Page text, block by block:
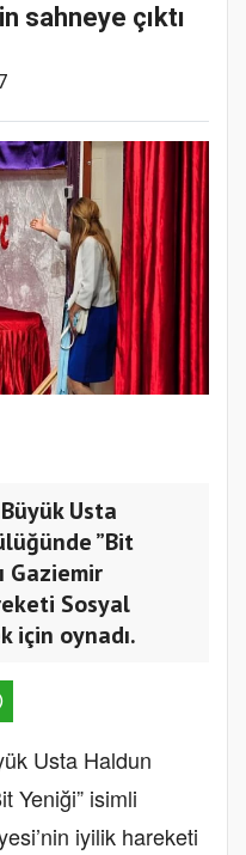
sahneye çıktı
Usta
”Bit
Gaziemir
Sosyal
için oynadı.
Usta Haldun
Yeniği” isimli
iyilik hareketi